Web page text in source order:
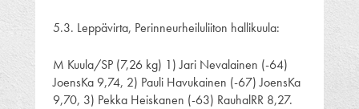
5.3. Leppävirta, Perinneurheiluliiton hallikuula:
M Kuula/SP (7,26 kg) 1) Jari Nevalainen (-64)
JoensKa 9,74, 2) Pauli Havukainen (-67) JoensKa
9,70, 3) Pekka Heiskanen (-63) RauhalRR 8,27.